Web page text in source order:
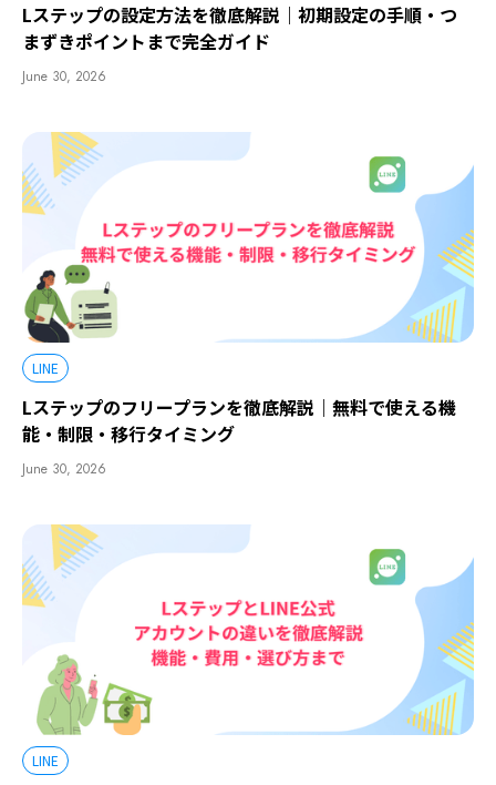
Lステップの設定方法を徹底解説｜初期設定の手順・つ
まずきポイントまで完全ガイド
June 30, 2026
LINE
Lステップのフリープランを徹底解説｜無料で使える機
能・制限・移行タイミング
June 30, 2026
LINE